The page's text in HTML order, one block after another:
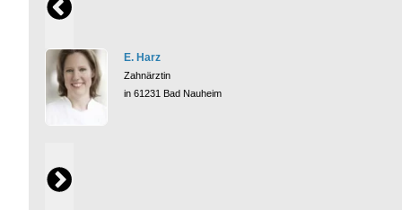
E. Harz
Zahnärztin
in 61231 Bad Nauheim